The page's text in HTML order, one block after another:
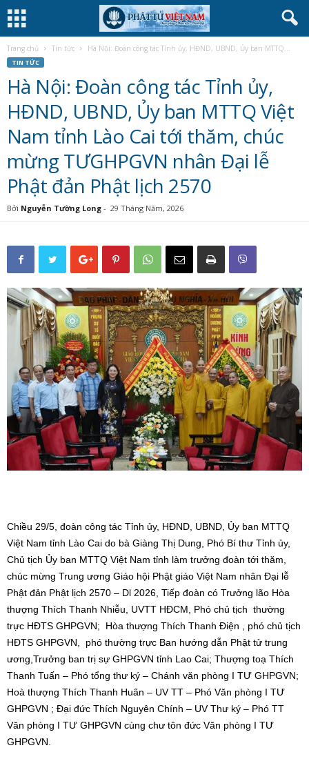
Trang chủ Tin tức Hà Nội: Đoàn công tác Tỉnh ủy, HĐND, UBND, Ủy ban MTTQ...
TIN TỨC
Hà Nội: Đoàn công tác Tỉnh ủy,
HĐND, UBND, Ủy ban MTTQ Việt
Nam tỉnh Lào Cai tới thăm, chúc
mừng TƯGHPGVN nhân Đại lễ
Phật đản Phật lịch 2570
Bởi Nguyễn Tường Long - 29 Tháng Năm, 2026
Chiều 29/5, đoàn công tác Tỉnh ủy, HĐND, UBND, Ủy ban MTTQ
Việt Nam tỉnh Lào Cai do bà Giàng Thị Dung, Phó Bí thư Tỉnh ủy,
Chủ tịch Ủy ban MTTQ Việt Nam tỉnh làm trưởng đoàn tới thăm,
chúc mừng Trung ương Giáo hội Phật giáo Việt Nam nhân Đại lễ
Phật đản Phật lịch 2570 – Dl 2026, Tiếp đoàn có Trưởng lão Hòa
thượng Thích Thanh Nhiễu, UVTT HĐCM, Phó chủ tịch thường
trực HĐTS GHPGVN; Hòa thượng Thích Thanh Điện , phó chủ tịch
HĐTS GHPGVN, phó thường trực Ban hướng dẫn Phật tử trung
ương,Trưởng ban trị sự GHPGVN tỉnh Lao Cai; Thượng toạ Thích
Thanh Tuấn – Phó tổng thư ký – Chánh văn phòng I TƯ GHPGVN;
Hoà thượng Thích Thanh Huân – UV TT – Phó Văn phòng I TƯ
GHPGVN ; Đại đức Thích Nguyên Chính – UV Thư ký – Phó TT
Văn phòng I TƯ GHPGVN cùng chư tôn đức Văn phòng I TƯ
GHPGVN.